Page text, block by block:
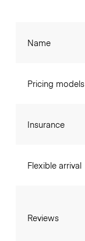
Name
Pricing models
Insurance
Flexible arrival
Reviews